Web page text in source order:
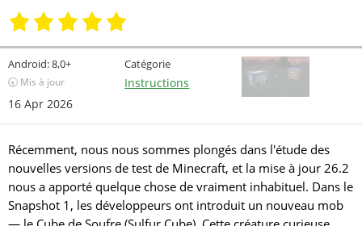
Android:8,0+
🕣 Mis à jour
16 Apr 2026
Catégorie
Instructions
Récemment, nous nous sommes plongés dans l'étude des
nouvelles versions de test de Minecraft, et la mise à jour 26.2
nous a apporté quelque chose de vraiment inhabituel. Dans le
Snapshot 1, les développeurs ont introduit un nouveau mob